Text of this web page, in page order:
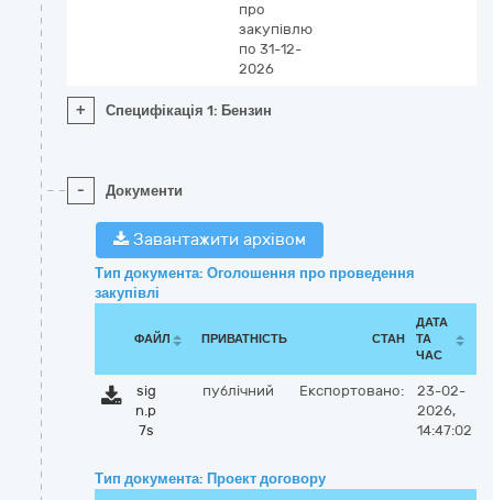
про
закупівлю
по 31-12-
2026
+ Специфікація 1: Бензин
- Документи
Завантажити архівом
Тип документа: Оголошення про проведення
закупівлі
ФАЙЛ ПРИВАТНІСТЬ СТАН
ДАТА
ТА
ЧАС
sig
n.p
7s
публічний Експортовано:
23-02-
2026,
14:47:02
Тип документа: Проект договору